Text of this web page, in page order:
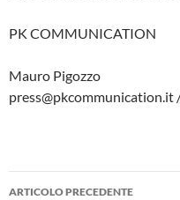
PK COMMUNICATION
Mauro Pigozzo
press@pkcommunication.it
Navigazione
ARTICOLO PRECEDENTE